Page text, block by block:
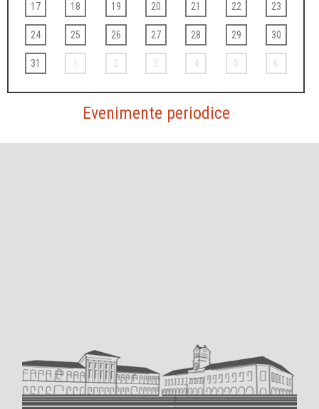
17 18 19 20 21 22 23
24 25 26 27 28 29 30
31 1 2 3 4 5 6
Evenimente periodice